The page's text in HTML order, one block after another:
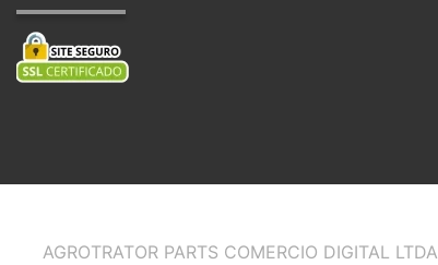
AGROTRATOR PARTS COMERCIO DIGITAL LTDA